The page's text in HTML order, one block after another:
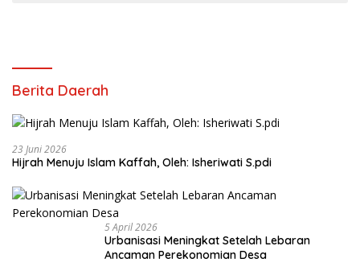
Berita Daerah
23 Juni 2026
Hijrah Menuju Islam Kaffah, Oleh: Isheriwati S.pdi
5 April 2026
Urbanisasi Meningkat Setelah Lebaran
Ancaman Perekonomian Desa